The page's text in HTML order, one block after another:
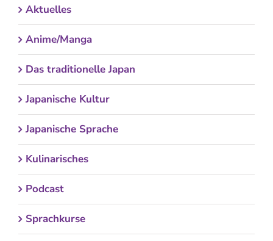
Aktuelles
Anime/Manga
Das traditionelle Japan
Japanische Kultur
Japanische Sprache
Kulinarisches
Podcast
Sprachkurse